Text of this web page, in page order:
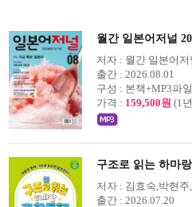
월간 일본어저널
저자 : 월간 일본어
출간 : 2026.08.01
구성 : 본책+MP3파
가격 : 159,500원 (1
구조로 읽는 하마
저자 : 김효숙,박현
출간 : 2026.07.20